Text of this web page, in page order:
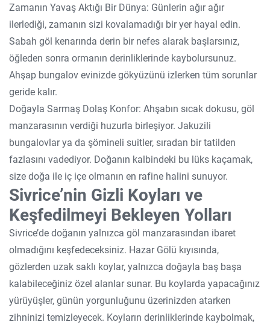
Zamanın Yavaş Aktığı Bir Dünya: Günlerin ağır ağır
ilerlediği, zamanın sizi kovalamadığı bir yer hayal edin.
Sabah göl kenarında derin bir nefes alarak başlarsınız,
öğleden sonra ormanın derinliklerinde kaybolursunuz.
Ahşap bungalov evinizde gökyüzünü izlerken tüm sorunlar
geride kalır.
Doğayla Sarmaş Dolaş Konfor: Ahşabın sıcak dokusu, göl
manzarasının verdiği huzurla birleşiyor. Jakuzili
bungalovlar ya da şömineli suitler, sıradan bir tatilden
fazlasını vadediyor. Doğanın kalbindeki bu lüks kaçamak,
size doğa ile iç içe olmanın en rafine halini sunuyor.
Sivrice’nin Gizli Koyları ve
Keşfedilmeyi Bekleyen Yolları
Sivrice’de doğanın yalnızca göl manzarasından ibaret
olmadığını keşfedeceksiniz. Hazar Gölü kıyısında,
gözlerden uzak saklı koylar, yalnızca doğayla baş başa
kalabileceğiniz özel alanlar sunar. Bu koylarda yapacağınız
yürüyüşler, günün yorgunluğunu üzerinizden atarken
zihninizi temizleyecek. Koyların derinliklerinde kaybolmak,